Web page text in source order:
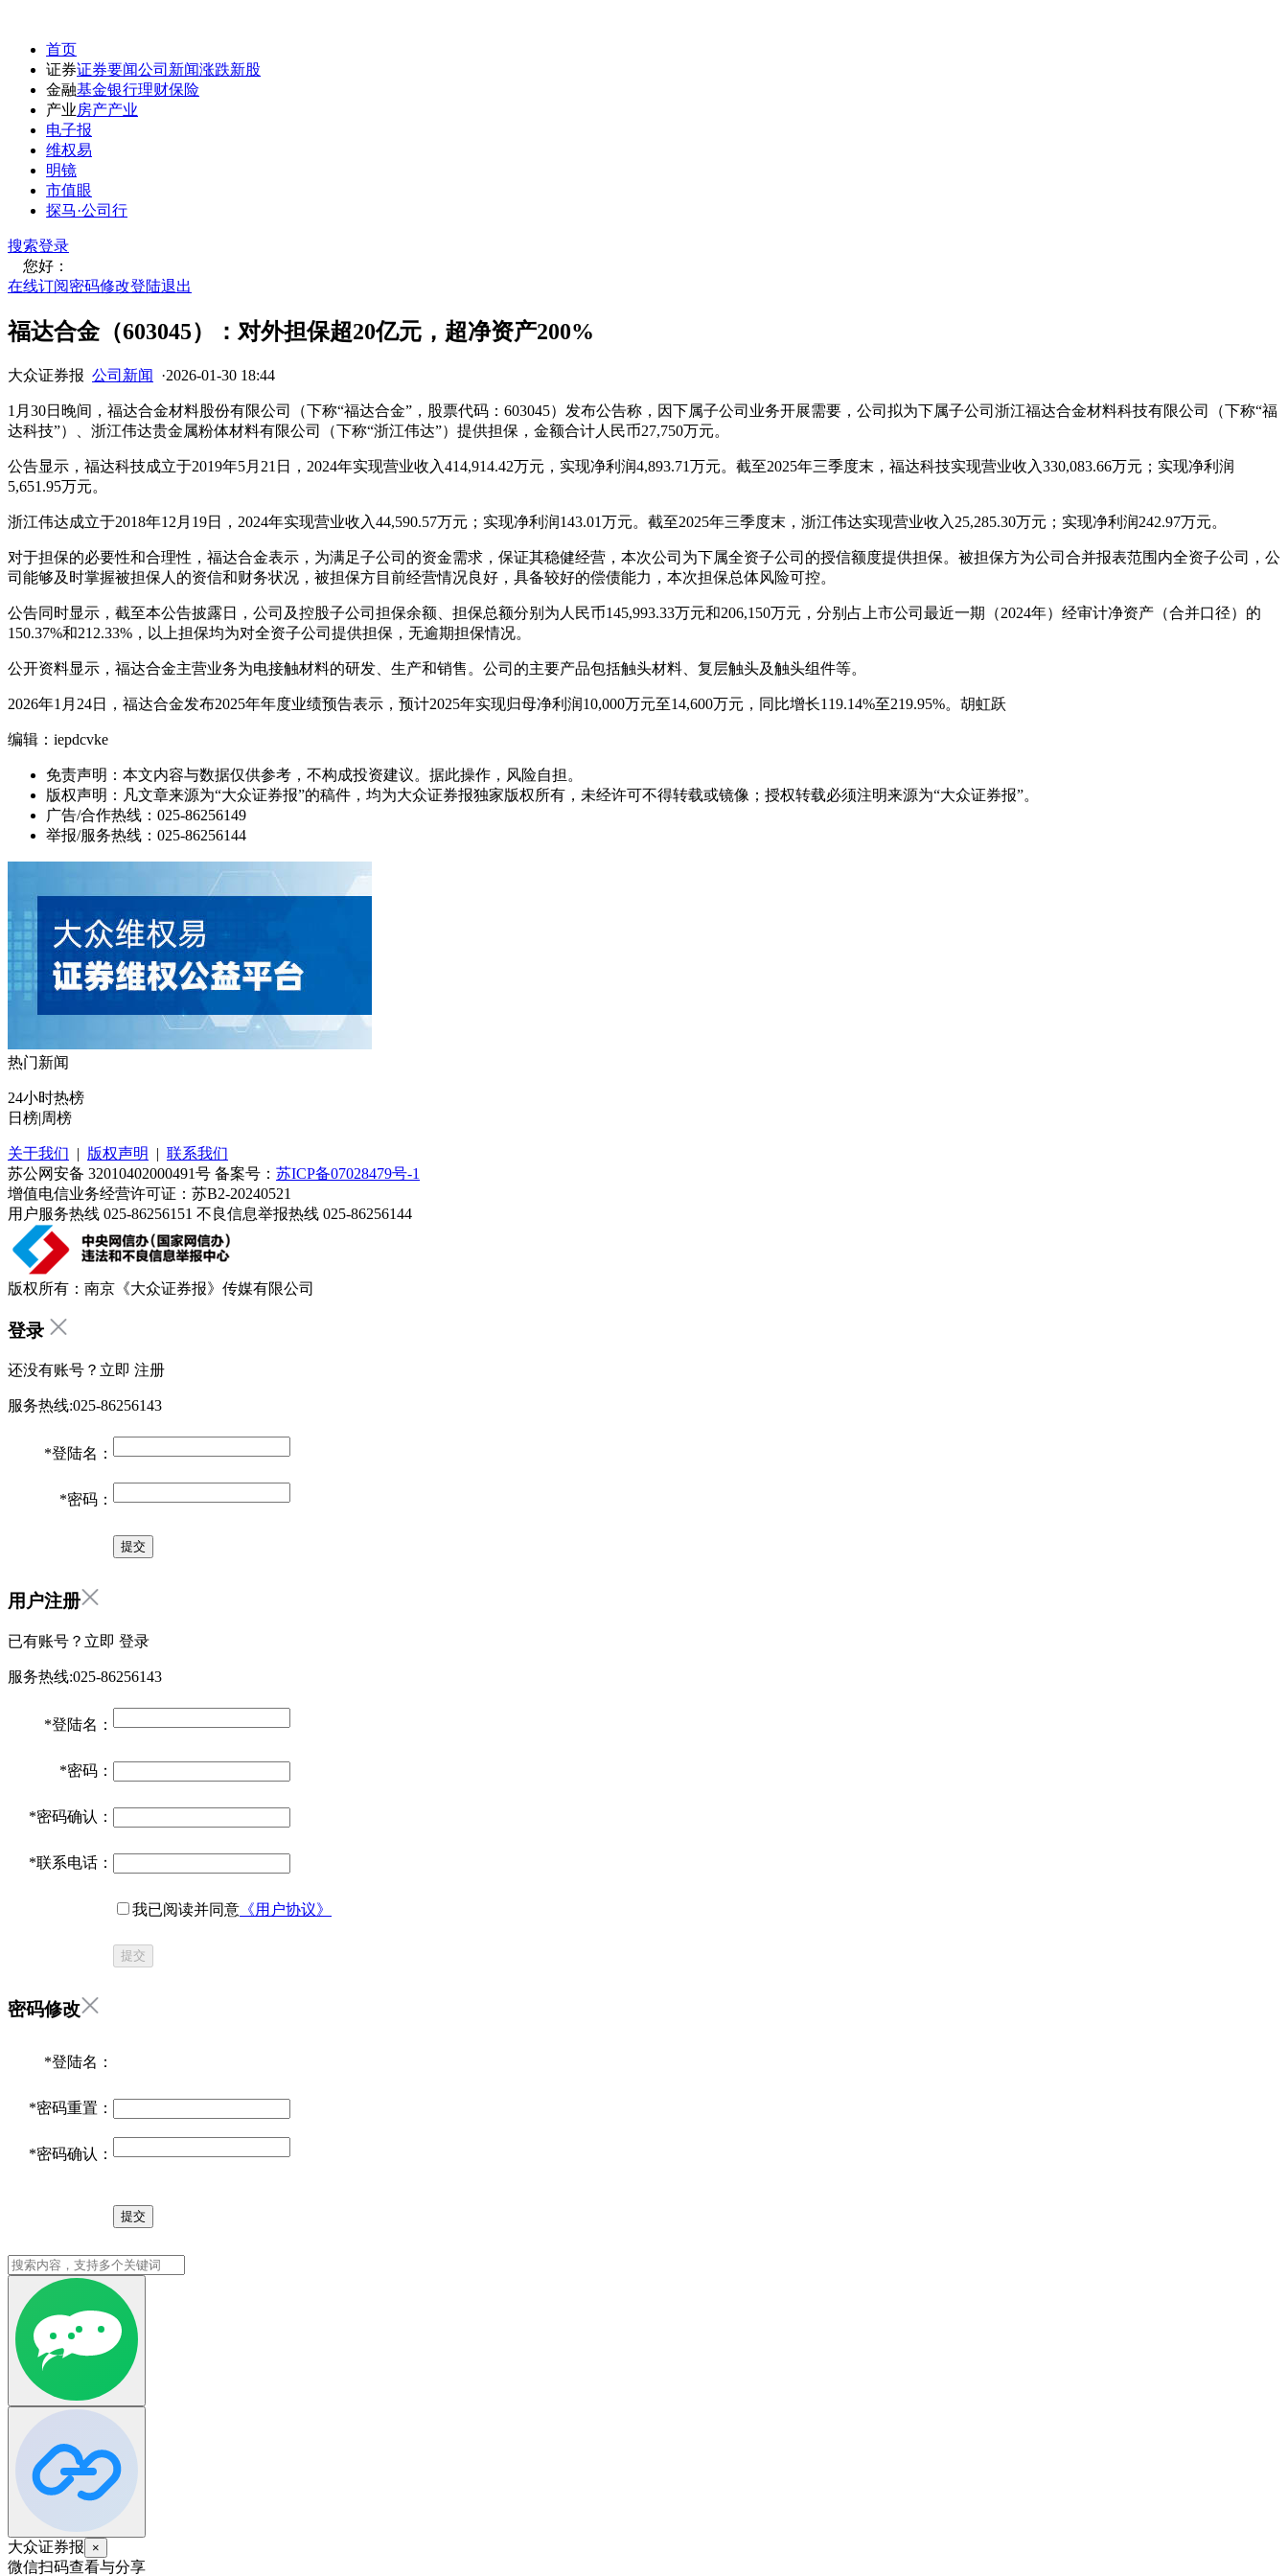
首页
证券证券要闻公司新闻涨跌新股
金融基金银行理财保险
产业房产产业
电子报
维权易
明镜
市值眼
探马·公司行
搜索登录
您好：
在线订阅密码修改登陆退出
福达合金（603045）：对外担保超20亿元，超净资产200%
大众证券报 公司新闻 ·2026-01-30 18:44
1月30日晚间，福达合金材料股份有限公司（下称“福达合金”，股票代码：603045）发布公告称，因下属子公司业务开展需要，公司拟为下属子公司浙江福达合金材料科技有限公司（下称“福
达科技”）、浙江伟达贵金属粉体材料有限公司（下称“浙江伟达”）提供担保，金额合计人民币27,750万元。
公告显示，福达科技成立于2019年5月21日，2024年实现营业收入414,914.42万元，实现净利润4,893.71万元。截至2025年三季度末，福达科技实现营业收入330,083.66万元；实现净利润
5,651.95万元。
浙江伟达成立于2018年12月19日，2024年实现营业收入44,590.57万元；实现净利润143.01万元。截至2025年三季度末，浙江伟达实现营业收入25,285.30万元；实现净利润242.97万元。
对于担保的必要性和合理性，福达合金表示，为满足子公司的资金需求，保证其稳健经营，本次公司为下属全资子公司的授信额度提供担保。被担保方为公司合并报表范围内全资子公司，公
司能够及时掌握被担保人的资信和财务状况，被担保方目前经营情况良好，具备较好的偿债能力，本次担保总体风险可控。
公告同时显示，截至本公告披露日，公司及控股子公司担保余额、担保总额分别为人民币145,993.33万元和206,150万元，分别占上市公司最近一期（2024年）经审计净资产（合并口径）的
150.37%和212.33%，以上担保均为对全资子公司提供担保，无逾期担保情况。
公开资料显示，福达合金主营业务为电接触材料的研发、生产和销售。公司的主要产品包括触头材料、复层触头及触头组件等。
2026年1月24日，福达合金发布2025年年度业绩预告表示，预计2025年实现归母净利润10,000万元至14,600万元，同比增长119.14%至219.95%。胡虹跃
编辑：iepdcvke
免责声明：本文内容与数据仅供参考，不构成投资建议。据此操作，风险自担。
版权声明：凡文章来源为“大众证券报”的稿件，均为大众证券报独家版权所有，未经许可不得转载或镜像；授权转载必须注明来源为“大众证券报”。
广告/合作热线：025-86256149
举报/服务热线：025-86256144
热门新闻
24小时热榜
日榜|周榜
关于我们 | 版权声明 | 联系我们
苏公网安备 32010402000491号 备案号： 苏ICP备07028479号-1
增值电信业务经营许可证：苏B2-20240521
用户服务热线 025-86256151 不良信息举报热线 025-86256144
版权所有：南京《大众证券报》传媒有限公司
登录
还没有账号？立即 注册
服务热线:025-86256143
*登陆名：
*密码：
用户注册
已有账号？立即 登录
服务热线:025-86256143
*登陆名：
*密码：
*密码确认：
*联系电话：
我已阅读并同意 《用户协议》
提交
密码修改
*登陆名：
*密码重置：
*密码确认：
大众证券报 ×
微信扫码查看与分享